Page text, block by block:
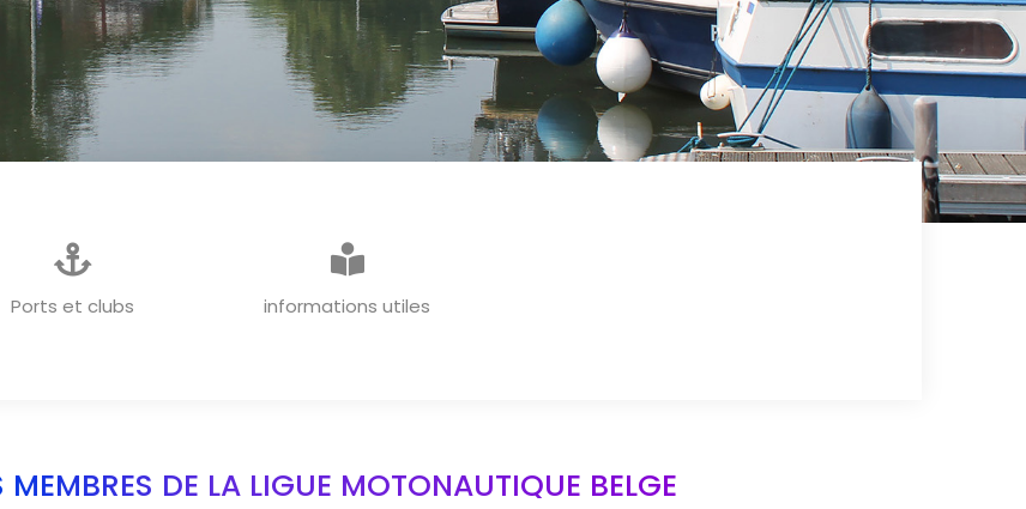
INFORMATIONS GENERALES
Ports et clubs informations utiles
MEMBRES DE LA LIGUE MOTONAUTIQUE BELGE